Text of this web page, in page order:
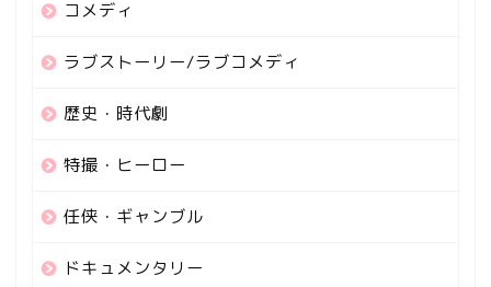
コメディ
ラブストーリー/ラブコメディ
歴史・時代劇
特撮・ヒーロー
任侠・ギャンブル
ドキュメンタリー